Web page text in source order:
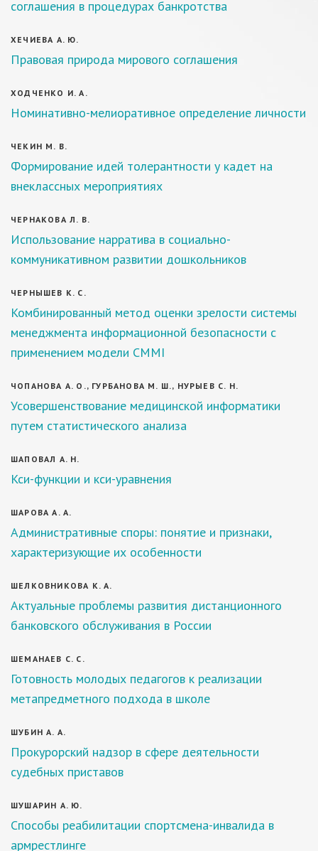
соглашения в процедурах банкротства
ХЕЧИЕВА А. Ю.
Правовая природа мирового соглашения
ХОДЧЕНКО И. А.
Номинативно-мелиоративное определение личности
ЧЕКИН М. В.
Формирование идей толерантности у кадет на
внеклассных мероприятиях
ЧЕРНАКОВА Л. В.
Использование нарратива в социально-
коммуникативном развитии дошкольников
ЧЕРНЫШЕВ К. С.
Комбинированный метод оценки зрелости системы
менеджмента информационной безопасности с
применением модели CMMI
ЧОПАНОВА А. О., ГУРБАНОВА М. Ш., НУРЫЕВ С. Н.
Усовершенствование медицинской информатики
путем статистического анализа
ШАПОВАЛ А. Н.
Кси-функции и кси-уравнения
ШАРОВА А. А.
Административные споры: понятие и признаки,
характеризующие их особенности
ШЕЛКОВНИКОВА К. А.
Актуальные проблемы развития дистанционного
банковского обслуживания в России
ШЕМАНАЕВ С. С.
Готовность молодых педагогов к реализации
метапредметного подхода в школе
ШУБИН А. А.
Прокурорский надзор в сфере деятельности
судебных приставов
ШУШАРИН А. Ю.
Способы реабилитации спортсмена-инвалида в
армрестлинге